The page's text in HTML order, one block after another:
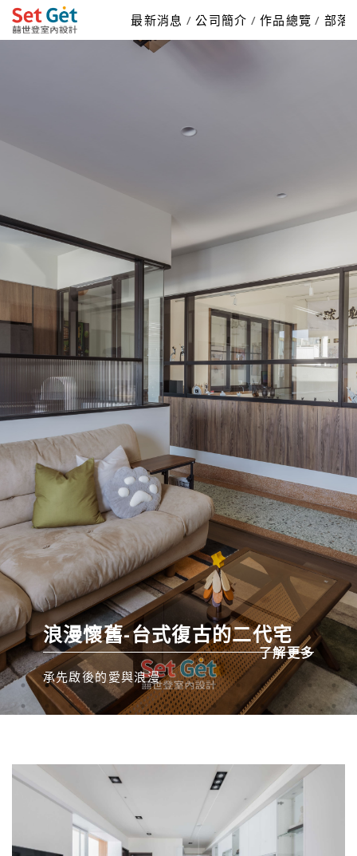
最新消息 公司簡介 作品總覽 部落
了解更多
浪漫懷舊-台式復古的二代宅
了解更多
承先啟後的愛與浪漫
了解更多
了解更多
了解更多
了解更多
了解更多
了解更多
了解更多
了解更多
了解更多
了解更多
了解更多
了解更多
了解更多
了解更多
了解更多
了解更多
了解更多
了解更多
了解更多
了解更多
了解更多
了解更多
了解更多
了解更多
了解更多
了解更多
了解更多
了解更多
了解更多
了解更多
了解更多
了解更多
了解更多